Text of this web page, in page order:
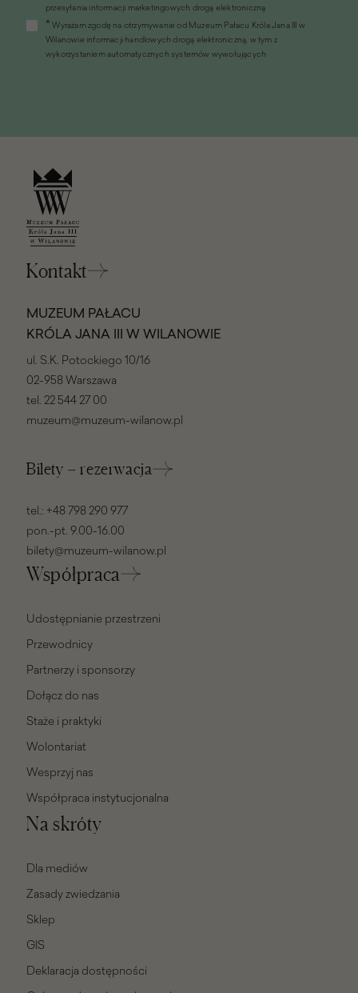
nowym
oknie)
przesyłania informacji marketingowych drogą elektroniczną
* Wyrażam zgodę na otrzymywanie od Muzeum Pałacu Króla Jana III w
Wilanowie informacji handlowych drogą elektroniczną, w tym z
wykorzystaniem automatycznych systemów wywołujących
Kontakt
MUZEUM PAŁACU
KRÓLA JANA III W WILANOWIE
ul. S.K. Potockiego 10/16
02-958 Warszawa
tel. 22 544 27 00
muzeum@muzeum-wilanow.pl
Bilety – rezerwacja
tel.: +48 798 290 977
pon.-pt. 9.00-16.00
bilety@muzeum-wilanow.pl
Współpraca
Udostępnianie przestrzeni
Przewodnicy
Partnerzy i sponsorzy
Dołącz do nas
Staże i praktyki
Wolontariat
Wesprzyj nas
Współpraca instytucjonalna
Na skróty
Dla mediów
Zasady zwiedzania
Sklep
GIS
Deklaracja dostępności